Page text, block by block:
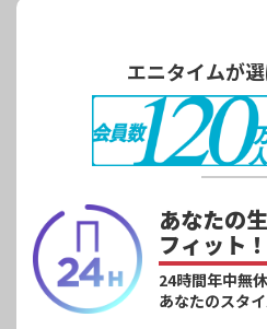
エニタイムが
あなたの
フィット！
24時間年中無休
あなたのスタ